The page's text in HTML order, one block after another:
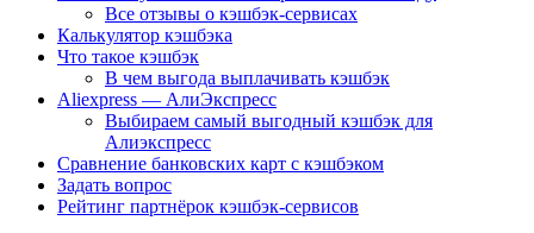
Все отзывы о кэшбэк-сервисах
Калькулятор кэшбэка
Что такое кэшбэк
В чем выгода выплачивать кэшбэк
Aliexpress — АлиЭкспресс
Выбираем самый выгодный кэшбэк для
Алиэкспресс
Сравнение банковских карт с кэшбэком
Задать вопрос
Рейтинг партнёрок кэшбэк-сервисов